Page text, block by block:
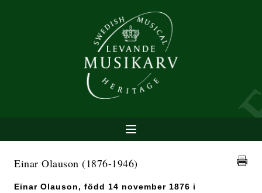
Einar Olauson (1876-1946)
Einar Olauson, född 14 november 1876 i